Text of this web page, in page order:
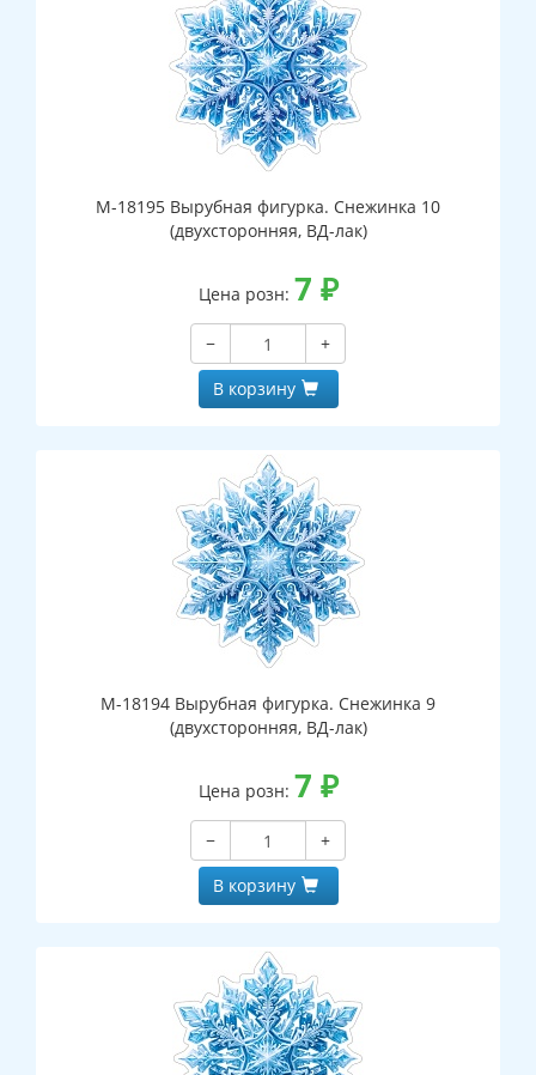
М-18195 Вырубная фигурка. Снежинка 10
(двухсторонняя, ВД-лак)
Цена розн: 7 ₽
−
+
В корзину
М-18194 Вырубная фигурка. Снежинка 9
(двухсторонняя, ВД-лак)
Цена розн: 7 ₽
−
+
В корзину